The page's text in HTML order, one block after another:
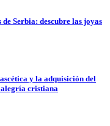
Serbia: descubre las joyas
y la adquisición del
cristiana